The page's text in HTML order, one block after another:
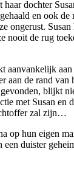
dochter
en ook de
ongerust.
nooit de rug
aanvankelijk aan
aan de rand van
blijkt
met Susan en
zal zijn…
op hun eigen
duister